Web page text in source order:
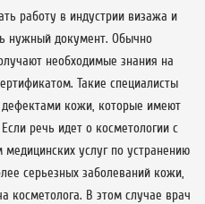
работу в индустрии визажа и
нужный документ. Обычно
необходимые знания на
Такие специалисты
кожи, которые имеют
речь идет о косметологии с
услуг по устранению
серьезных заболеваний кожи,
косметолога. В этом случае врач